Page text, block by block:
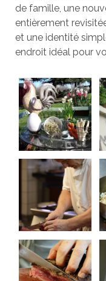
de famille, une
entièrement
et une identité
endroit idéal pour